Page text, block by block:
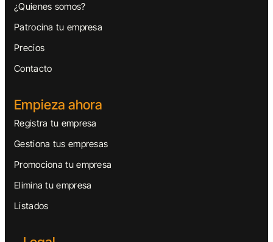
¿Quienes somos?
Patrocina tu empresa
Precios
Contacto
Empieza ahora
Registra tu empresa
Gestiona tus empresas
Promociona tu empresa
Elimina tu empresa
Listados